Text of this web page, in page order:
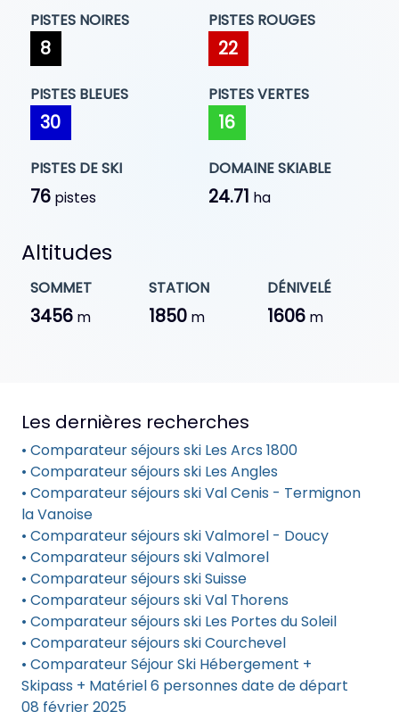
PISTES NOIRES
8
PISTES ROUGES
22
PISTES BLEUES
30
PISTES VERTES
16
PISTES DE SKI
76 pistes
DOMAINE SKIABLE
24.71 ha
Altitudes
SOMMET
3456 m
STATION
1850 m
DÉNIVELÉ
1606m
Les dernières recherches
• Comparateur séjours ski Les Arcs 1800
• Comparateur séjours ski Les Angles
• Comparateur séjours ski Val Cenis - Termignon
la Vanoise
• Comparateur séjours ski Valmorel - Doucy
• Comparateur séjours ski Valmorel
• Comparateur séjours ski Suisse
• Comparateur séjours ski Val Thorens
• Comparateur séjours ski Les Portes du Soleil
• Comparateur séjours ski Courchevel
• Comparateur Séjour Ski Hébergement +
Skipass + Matériel 6 personnes date de départ
08 février 2025